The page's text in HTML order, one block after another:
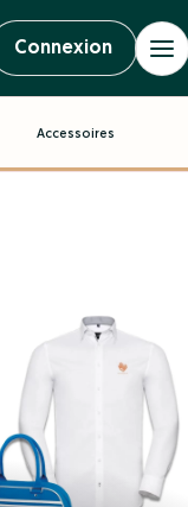
Connexion
Accessoires